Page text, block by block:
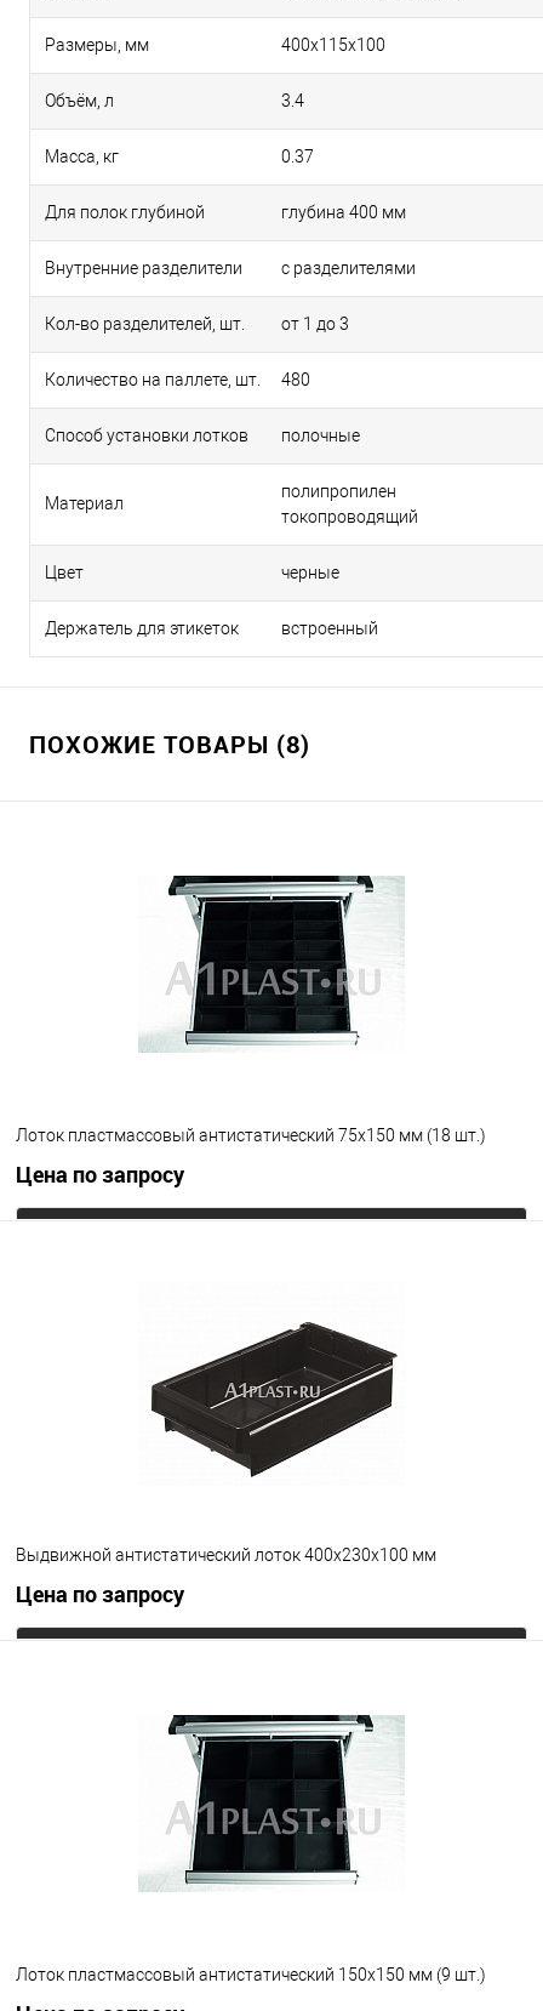
Размеры, мм 400х115х100
Объём, л 3.4
Масса, кг 0.37
Для полок глубиной глубина 400 мм
Внутренние разделители с разделителями
Кол-во разделителей, шт. от 1 до 3
Количество на паллете, шт. 480
Способ установки лотков полочные
Материал
полипропилен
токопроводящий
Цвет черные
Держатель для этикеток встроенный
ПОХОЖИЕ ТОВАРЫ (8)
Лоток пластмассовый антистатический 75х150 мм (18 шт.)
Цена по запросу
Выдвижной антистатический лоток 400х230х100 мм
Цена по запросу
Под заказ
Лоток пластмассовый антистатический 150х150 мм (9 шт.)